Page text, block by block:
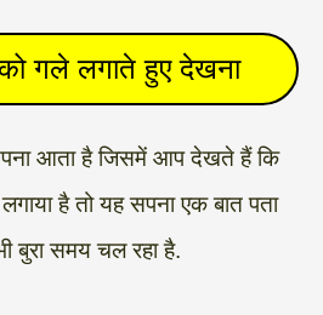
गले लगाते हुए देखना
आता है जिसमें आप देखते हैं कि
है तो यह सपना एक बात पता
बुरा समय चल रहा है.